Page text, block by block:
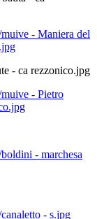
- Maniera del
- ca rezzonico.jpg
- Pietro
- marchesa
- s.jpg